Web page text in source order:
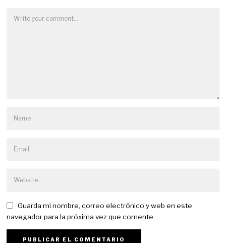
Guarda mi nombre, correo electrónico y web en este
navegador para la próxima vez que comente.